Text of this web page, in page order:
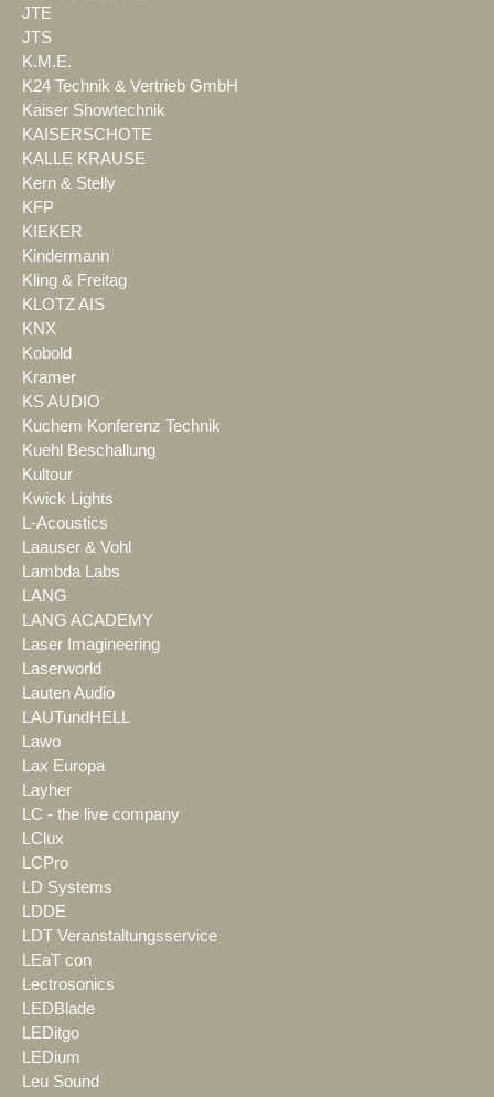
JTE
JTS
K.M.E.
K24 Technik & Vertrieb GmbH
Kaiser Showtechnik
KAISERSCHOTE
KALLE KRAUSE
Kern & Stelly
KFP
KIEKER
Kindermann
Kling & Freitag
KLOTZ AIS
KNX
Kobold
Kramer
KS AUDIO
Kuchem Konferenz Technik
Kuehl Beschallung
Kultour
Kwick Lights
L-Acoustics
Laauser & Vohl
Lambda Labs
LANG
LANG ACADEMY
Laser Imagineering
Laserworld
Lauten Audio
LAUTundHELL
Lawo
Lax Europa
Layher
LC - the live company
LClux
LCPro
LD Systems
LDDE
LDT Veranstaltungsservice
LEaT con
Lectrosonics
LEDBlade
LEDitgo
LEDium
Leu Sound